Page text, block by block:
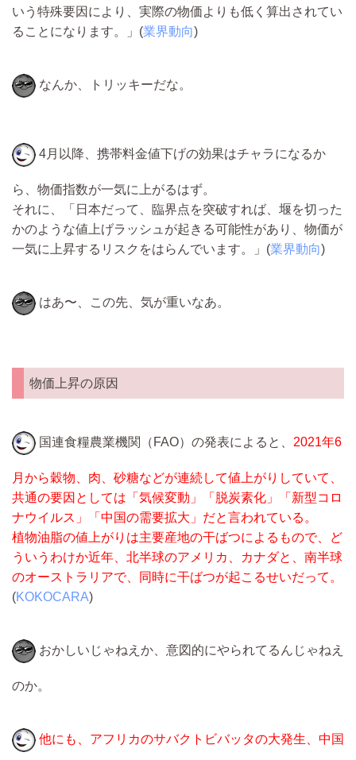
いう特殊要因により、実際の物価よりも低く算出されてい
ることになります。」(業界動向)
なんか、トリッキーだな。
4月以降、携帯料金値下げの効果はチャラになるか
ら、物価指数が一気に上がるはず。
それに、「日本だって、臨界点を突破すれば、堰を切った
かのような値上げラッシュが起きる可能性があり、物価が
一気に上昇するリスクをはらんでいます。」(業界動向)
はあ〜、この先、気が重いなあ。
物価上昇の原因
国連食糧農業機関（FAO）の発表によると、 2021年6
月から穀物、肉、砂糖などが連続して値上がりしていて、
共通の要因としては「気候変動」「脱炭素化」「新型コロ
ナウイルス」「中国の需要拡大」だと言われている。
植物油脂の値上がりは主要産地の干ばつによるもので、ど
ういうわけか近年、北半球のアメリカ、カナダと、南半球
のオーストラリアで、同時に干ばつが起こるせいだって。
(KOKOCARA)
おかしいじゃねえか、意図的にやられてるんじゃねえ
のか。
他にも、アフリカのサバクトビバッタの大発生、中国